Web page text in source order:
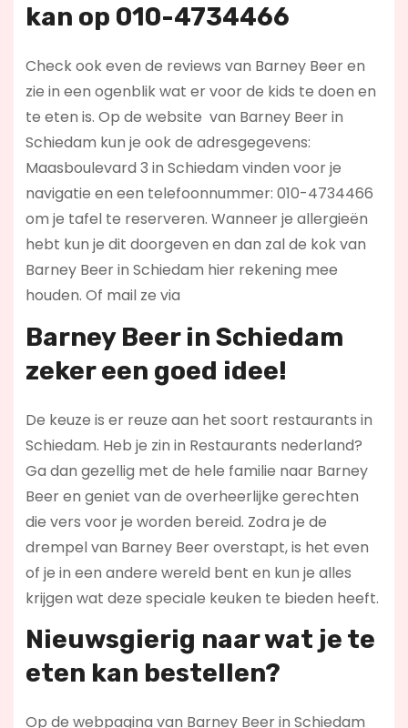
kan op 010-4734466
Check ook even de reviews van Barney Beer en
zie in een ogenblik wat er voor de kids te doen en
te eten is. Op de website van Barney Beer in
Schiedam kun je ook de adresgegevens:
Maasboulevard 3 in Schiedam vinden voor je
navigatie en een telefoonnummer: 010-4734466
om je tafel te reserveren. Wanneer je allergieën
hebt kun je dit doorgeven en dan zal de kok van
Barney Beer in Schiedam hier rekening mee
houden. Of mail ze via
Barney Beer in Schiedam
zeker een goed idee!
De keuze is er reuze aan het soort restaurants in
Schiedam. Heb je zin in Restaurants nederland?
Ga dan gezellig met de hele familie naar Barney
Beer en geniet van de overheerlijke gerechten
die vers voor je worden bereid. Zodra je de
drempel van Barney Beer overstapt, is het even
of je in een andere wereld bent en kun je alles
krijgen wat deze speciale keuken te bieden heeft.
Nieuwsgierig naar wat je te
eten kan bestellen?
Op de webpagina van Barney Beer in Schiedam